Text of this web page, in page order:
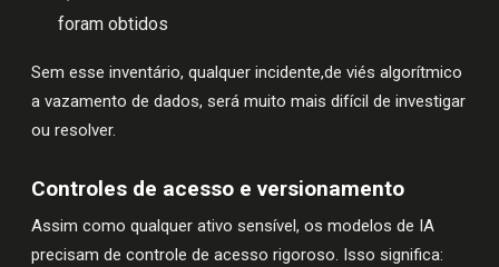
foram obtidos
Sem esse inventário, qualquer incidente,de viés algorítmico
a vazamento de dados, será muito mais difícil de investigar
ou resolver.
Controles de acesso e versionamento
Assim como qualquer ativo sensível, os modelos de IA
precisam de controle de acesso rigoroso. Isso significa: